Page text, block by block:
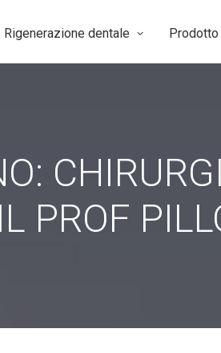
Rigenerazione dentale Prodotto
PROF